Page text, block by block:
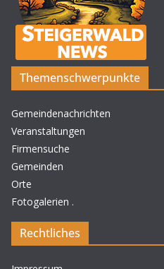
Themenschwerpunkte
Gemeindenachrichten
Veranstaltungen
Firmensuche
Gemeinden
Orte
Fotogalerien .
Rechtliches